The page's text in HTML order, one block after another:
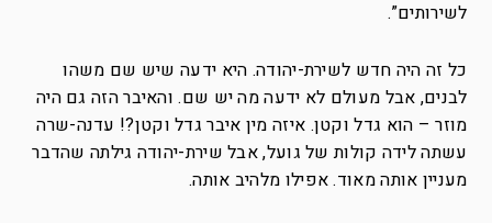
לשירותים”.
כל זה היה חדש לשירת-יהודה. היא ידעה שיש שם משהו
לבנים, אבל מעולם לא ידעה מה יש שם. והאיבר הזה גם היה
מוזר – הוא גדל וקטן. איזה מין איבר גדל וקטן?! עדנה-שרה
עשתה לידה קולות של גועל, אבל שירת-יהודה גילתה שהדבר
מעניין אותה מאוד. אפילו מלהיב אותה.